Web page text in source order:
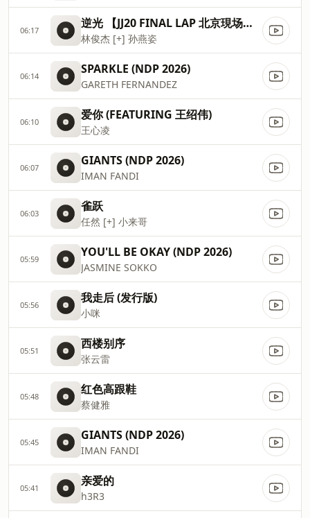
06:17 逆光 【JJ20 FINAL LAP 北京現场版】_
林俊杰 [+] 孙燕姿
06:14 SPARKLE (NDP 2026)
GARETH FERNANDEZ
06:10 爱你 (FEATURING 王绍伟)
王心凌
06:07 GIANTS (NDP 2026)
IMAN FANDI
06:03 雀跃
任然 [+] 小来哥
05:59 YOU'LL BE OKAY (NDP 2026)
JASMINE SOKKO
05:56 我走后 (发行版)
小咪
05:51 西楼别序
张云雷
05:48 红色高跟鞋
蔡健雅
05:45 GIANTS (NDP 2026)
IMAN FANDI
05:41 亲爱的
h3R3